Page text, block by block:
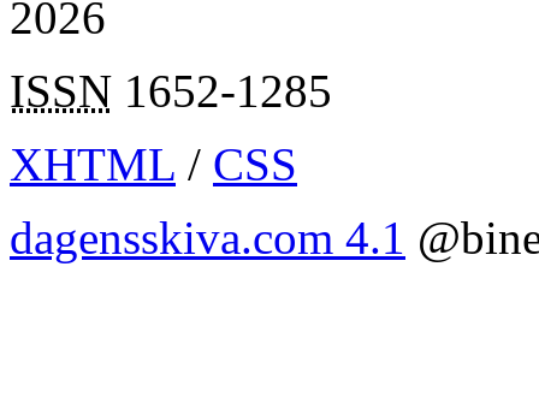
2026
ISSN 1652-1285
XHTML / CSS
dagensskiva.com 4.1